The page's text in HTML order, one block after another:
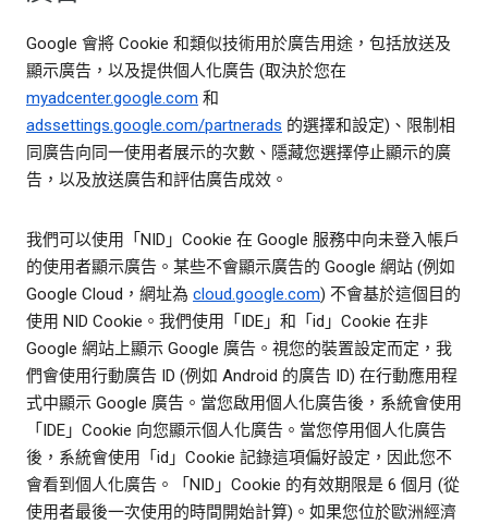
Google 會將 Cookie 和類似技術用於廣告用途，包括放送及
顯示廣告，以及提供個人化廣告 (取決於您在
myadcenter.google.com 和
adssettings.google.com/partnerads 的選擇和設定)、限制相
同廣告向同一使用者展示的次數、隱藏您選擇停止顯示的廣
告，以及放送廣告和評估廣告成效。
我們可以使用「NID」Cookie 在 Google 服務中向未登入帳戶
的使用者顯示廣告。某些不會顯示廣告的 Google 網站 (例如
Google Cloud，網址為 cloud.google.com) 不會基於這個目的
使用 NID Cookie。我們使用「IDE」和「id」Cookie 在非
Google 網站上顯示 Google 廣告。視您的裝置設定而定，我
們會使用行動廣告 ID (例如 Android 的廣告 ID) 在行動應用程
式中顯示 Google 廣告。當您啟用個人化廣告後，系統會使用
「IDE」Cookie 向您顯示個人化廣告。當您停用個人化廣告
後，系統會使用「id」Cookie 記錄這項偏好設定，因此您不
會看到個人化廣告。「NID」Cookie 的有效期限是 6 個月 (從
使用者最後一次使用的時間開始計算)。如果您位於歐洲經濟